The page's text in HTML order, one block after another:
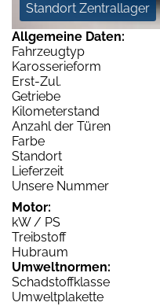
Standort Zentrallager
Allgemeine Daten:
Fahrzeugtyp
Karosserieform
Erst-Zul.
Getriebe
Kilometerstand
Anzahl der Türen
Farbe
Standort
Lieferzeit
Unsere Nummer
Motor:
kW / PS
Treibstoff
Hubraum
Umweltnormen:
Schadstoffklasse
Umweltplakette